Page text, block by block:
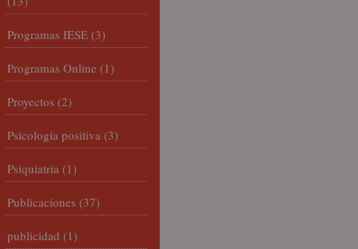
Programas IESE (3)
Programas Online (1)
Proyectos (2)
Psicología positiva (3)
Psiquiatría (1)
Publicaciones (37)
publicidad (1)